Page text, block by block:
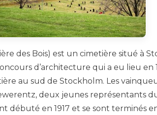
des Bois) est un cimetière situé à
d’architecture qui a eu lieu en
au sud de Stockholm. Les
deux jeunes représentants
débuté en 1917 et se sont terminés